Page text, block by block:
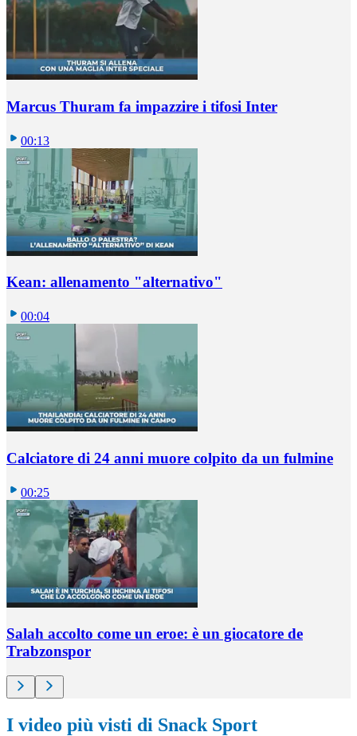
Marcus Thuram fa impazzire i tifosi Inter
00:13
Kean: allenamento "alternativo"
00:04
Calciatore di 24 anni muore colpito da un fulmine
00:25
Salah accolto come un eroe: è un giocatore de
Trabzonspor
I video più visti di Snack Sport